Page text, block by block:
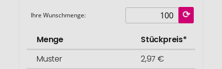
Ihre Wunschmenge:
Menge
Stückpreis*
Muster
2,97 €